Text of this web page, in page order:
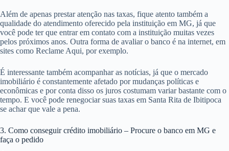
Além de apenas prestar atenção nas taxas, fique atento também a
qualidade do atendimento oferecido pela instituição em MG, já que
você pode ter que entrar em contato com a instituição muitas vezes
pelos próximos anos. Outra forma de avaliar o banco é na internet, em
sites como Reclame Aqui, por exemplo.
É interessante também acompanhar as notícias, já que o mercado
imobiliário é constantemente afetado por mudanças políticas e
econômicas e por conta disso os juros costumam variar bastante com o
tempo. E você pode renegociar suas taxas em Santa Rita de Ibitipoca
se achar que vale a pena.
3. Como conseguir crédito imobiliário – Procure o banco em MG e
faça o pedido